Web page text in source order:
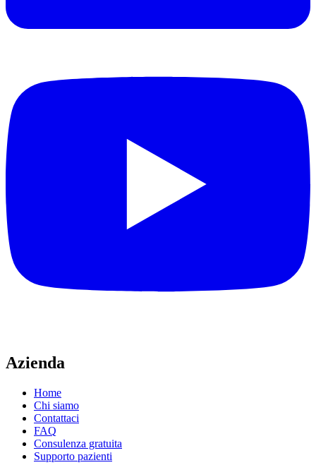
Azienda
Home
Chi siamo
Contattaci
FAQ
Consulenza gratuita
Supporto pazienti